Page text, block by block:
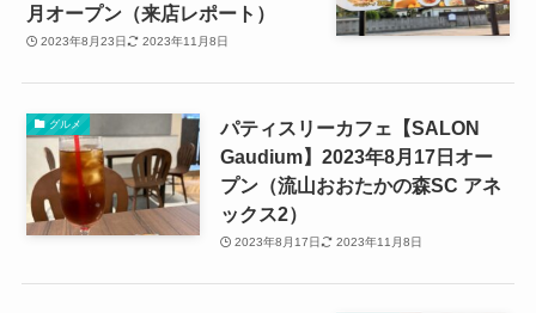
月オープン（来店レポート）
2023年8月23日 2023年11月8日
グルメ
パティスリーカフェ【SALON
Gaudium】2023年8月17日オー
プン（流山おおたかの森SC アネ
ックス2）
2023年8月17日 2023年11月8日